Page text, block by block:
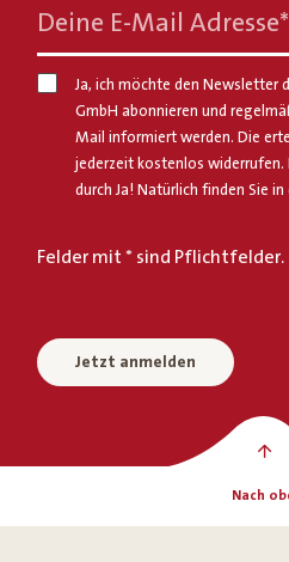
Deine E-Mail Adresse*
Ja, ich möchte den Newsletter
GmbH abonnieren und
Mail informiert werden. Die
jederzeit kostenlos
durch Ja! Natürlich finden Sie
Felder mit * sind Pflichtfelder.
Jetzt anmelden
Nach